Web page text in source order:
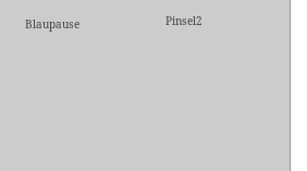
Blaupause Pinsel2